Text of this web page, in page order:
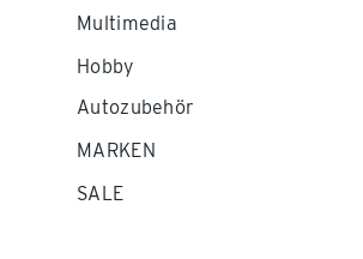
Multimedia
Hobby
Autozubehör
MARKEN
SALE